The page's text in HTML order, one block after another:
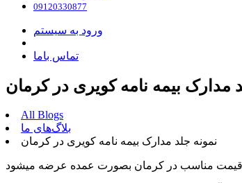
09120330877
ورود به سیستم
تماس باما
مدارک بیمه نامه کویری در کرمان
All Blogs
بلاگ‌های ما
نمونه جلد مدارک بیمه نامه کویری در کرمان